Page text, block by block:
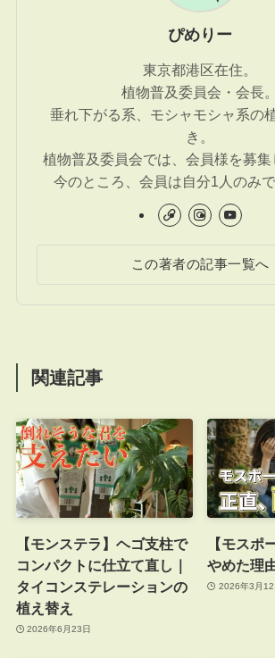
ぴめりー
東京都港区在住。
植物普及委員会・会長。
垂れ下がる系、モシャモシャ系の
き。
植物普及委員会では、会員様を募集
今のところ、会員は自分1人のみ
この著者の記事一覧へ
関連記事
【モンステラ】ヘゴ支柱で
コンパクトに仕立て直し｜
タイコンステレーションの
植え替え
2026年6月23日
【モスポ
やめた理
2026年3月12